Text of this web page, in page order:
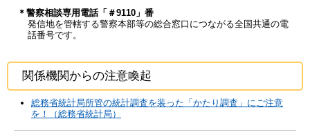
＊警察相談専用電話「＃9110」番
発信地を管轄する警察本部等の総合窓口につながる全国共通の電
話番号です。
関係機関からの注意喚起
総務省統計局所管の統計調査を装った「かたり調査」にご注意
を！（総務省統計局）